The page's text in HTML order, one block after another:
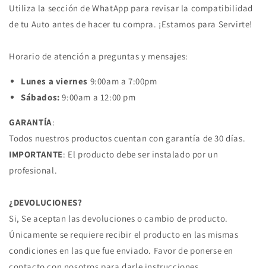
Utiliza la sección de WhatApp para revisar la compatibilidad
de tu Auto antes de hacer tu compra. ¡Estamos para Servirte!
Horario de atención a preguntas y mensajes:
Lunes a viernes 9:00am a 7:00pm
Sábados: 9:00am a 12:00 pm
GARANTÍA:
Todos nuestros productos cuentan con garantía de 30 días.
IMPORTANTE: El producto debe ser instalado por un
profesional.
¿DEVOLUCIONES?
Si, Se aceptan las devoluciones o cambio de producto.
Únicamente se requiere recibir el producto en las mismas
condiciones en las que fue enviado. Favor de ponerse en